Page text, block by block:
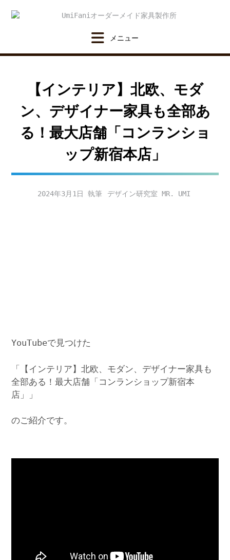
【インテリア】北欧、モダ
ン、デザイナー家具も全部あ
る！最大店舗「コンランショ
ップ新宿本店」
2024年3月1日 デザイン研究室 MR. UMI
YouTubeで見つけた
「【インテリア】北欧、モダン、デザイナー家具も
全部ある！最大店舗「コンランショップ新宿本
店」」
のご紹介です。